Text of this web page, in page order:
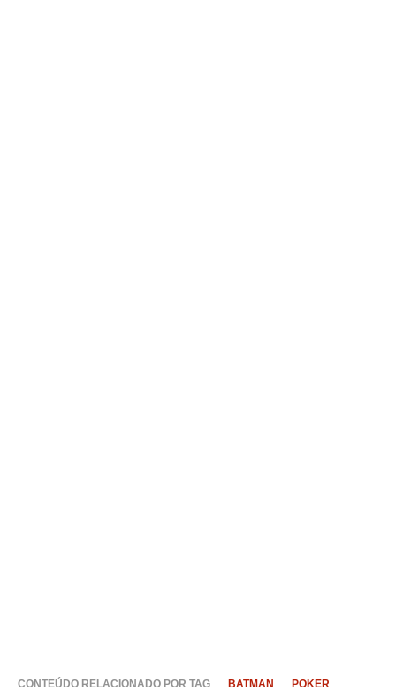
CONTEÚDO RELACIONADO POR TAG BATMAN POKER